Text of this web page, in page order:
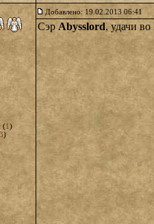
(1)
)
Добавлено: 19.02.2013 06:41
Сэр Abysslord, удачи